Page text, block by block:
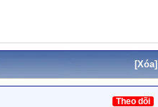
[Xóa]
Theo dõi